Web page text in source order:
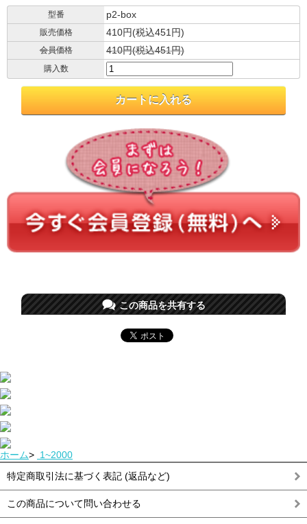
型番 p2-box
販売価格 410円(税込451円)
会員価格 410円(税込451円)
購入数
この商品を共有する
ホーム> 1~2000
特定商取引法に基づく表記 (返品など)
この商品について問い合わせる